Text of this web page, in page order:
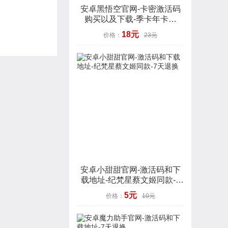
安卓黑悟空官网-卡密激活码
购买以及下载-季卡年卡授
权-7天退换
价格： 18元 23元
安卓小甜甜官网-激活码和下
载地址-纪梵星蔡文姬同款-7
天退换
价格： 5元 10元